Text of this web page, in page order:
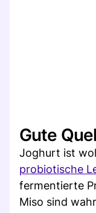
Gute
Joghurt ist
probiotische
fermentierte
Miso sind